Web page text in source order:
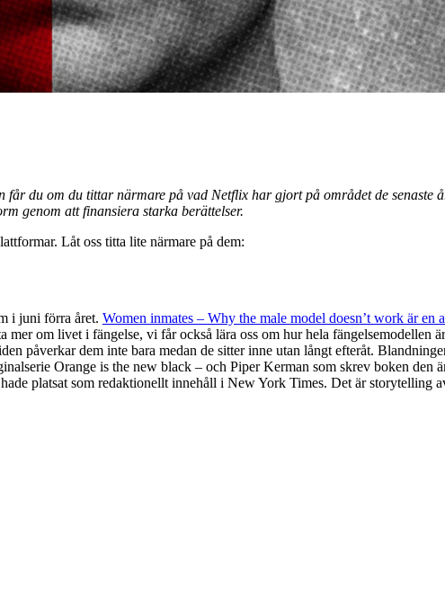
får du om du tittar närmare på vad Netflix har gjort på området de
genom att finansiera starka berättelser.
Låt oss titta lite närmare på dem:
i juni förra året. Women inmates – Why the male model doesn’t work är
om livet i fängelse, vi får också lära oss om hur hela fängelsemodellen
påverkar dem inte bara medan de sitter inne utan långt efteråt.
Orange is the new black – och Piper Kerman som skrev boken den
platsat som redaktionellt innehåll i New York Times. Det är storytelling